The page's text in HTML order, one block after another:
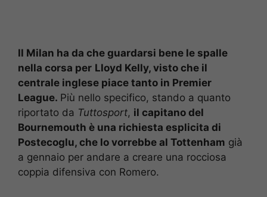
Il Milan ha da che guardarsi bene le spalle
nella corsa per Lloyd Kelly, visto che il
centrale inglese piace tanto in Premier
League. Più nello specifico, stando a quanto
riportato da Tuttosport, il capitano del
Bournemouth è una richiesta esplicita di
Postecoglu, che lo vorrebbe al Tottenham già
a gennaio per andare a creare una rocciosa
coppia difensiva con Romero.